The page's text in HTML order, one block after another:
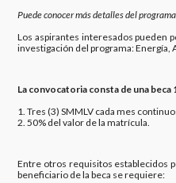
Puede conocer más detalles del
Los aspirantes interesados pueden
investigación del programa: Energía,
La convocatoria consta de una
1. Tres (3) SMMLV cada mes
2. 50% del valor de la matrícula.
Entre otros requisitos establecidos
beneficiario de la beca se requiere: